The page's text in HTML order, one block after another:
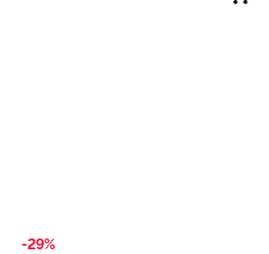
-29%